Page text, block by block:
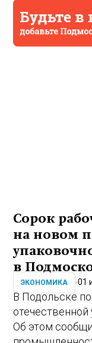
Сорок
на новом
в
ЭКОНОМИКА 01
В Подольске
Об этом